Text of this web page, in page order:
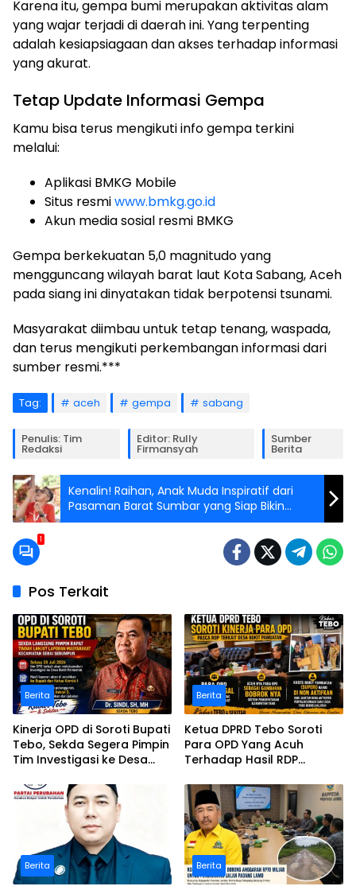
Karena itu, gempa bumi merupakan aktivitas alam
yang wajar terjadi di daerah ini. Yang terpenting
adalah kesiapsiagaan dan akses terhadap informasi
yang akurat.
Tetap Update Informasi Gempa
Kamu bisa terus mengikuti info gempa terkini
melalui:
Aplikasi BMKG Mobile
Situs resmiwww.bmkg.go.id
Akun media sosial resmi BMKG
Gempa berkekuatan 5,0 magnitudo yang
mengguncang wilayah barat laut Kota Sabang, Aceh
pada siang ini dinyatakan tidak berpotensi tsunami.
Masyarakat diimbau untuk tetap tenang, waspada,
dan terus mengikuti perkembangan informasi dari
sumber resmi.***
Tag: aceh gempa sabang
Penulis: Tim
Redaksi
Editor: Rully
Firmansyah
Sumber
Berita
Kenalin! Raihan, Anak Muda Inspiratif dari
Pasaman Barat Sumbar yang Siap Bikin
Bangga di Ajang Mas Jateng Fair 2025!
1
Pos Terkait
Berita
Kinerja OPD di Soroti Bupati
Tebo, Sekda Segera Pimpin
Tim Investigasi ke Desa
serumpun
Berita
Ketua DPRD Tebo Soroti
Para OPD Yang Acuh
Terhadap Hasil RDP
Pamuatan
Berita Berita